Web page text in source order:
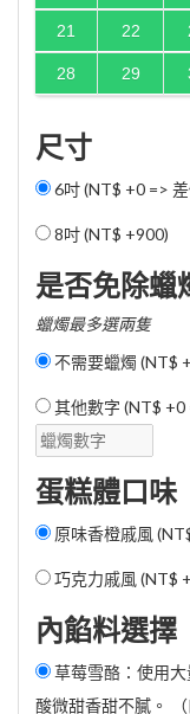
21 22
28 29
尺寸
6吋 (NT$ +0 =>
8吋 (NT$ +900)
是否免除蠟
蠟燭最多選兩隻
不需要蠟燭 (NT$
其他數字 (NT$ +0
蛋糕體口味
原味香橙戚風
巧克力戚風 (NT$
內餡料選擇
草莓雪酪：使用
酸微甜香甜不膩。